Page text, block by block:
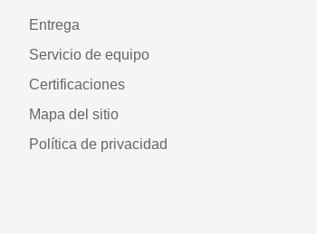
Entrega
Servicio de equipo
Certificaciones
Mapa del sitio
Política de privacidad